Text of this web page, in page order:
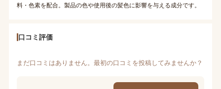
料・色素を配合。製品の色や使用後の髪色に影響を与える成分です。
口コミ評価
まだ口コミはありません。最初の口コミを投稿してみませんか？